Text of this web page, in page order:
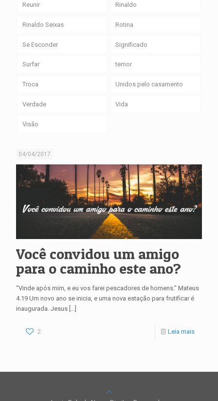
Reunir Rinaldo
Rinaldo Seixas Rotina
Se Esconder Significado
Surfar temor
Troca Unidos pelo casamento
Verdade Vida
Visão
04/04/2017
Você convidou um amigo
para o caminho este ano?
“Vinde após mim, e eu vos farei pescadores de homens.” Mateus
4.19 Um novo ano se inicia, e uma nova estação para frutificar é
inaugurada. Jesus […]
2 Leia mais